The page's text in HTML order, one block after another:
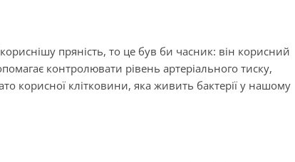
пряність, то це був би часник: він корисний
контролювати рівень артеріального тиску,
корисної клітковини, яка живить бактерії у нашому